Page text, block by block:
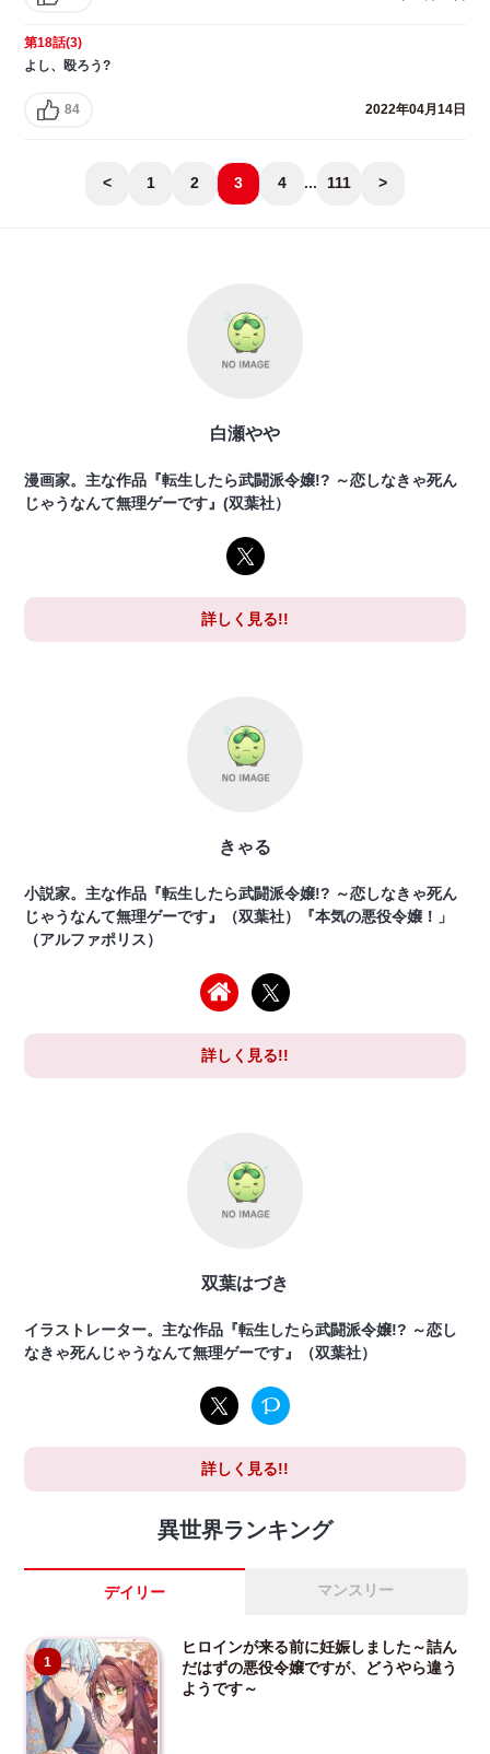
第18話(3)
よし、殴ろう?
84 2022年04月14日
< 1 2 3 4 ... 111 >
白瀬やや
漫画家。主な作品『転生したら武闘派令嬢!? ～恋しなきゃ死ん
じゃうなんて無理ゲーです』(双葉社）
詳しく見る!!
きゃる
小説家。主な作品『転生したら武闘派令嬢!? ～恋しなきゃ死ん
じゃうなんて無理ゲーです』（双葉社）『本気の悪役令嬢！」
（アルファポリス）
詳しく見る!!
双葉はづき
イラストレーター。主な作品『転生したら武闘派令嬢!? ～恋し
なきゃ死んじゃうなんて無理ゲーです』（双葉社）
詳しく見る!!
異世界ランキング
デイリー マンスリー
1
ヒロインが来る前に妊娠しました～詰ん
だはずの悪役令嬢ですが、どうやら違う
ようです～